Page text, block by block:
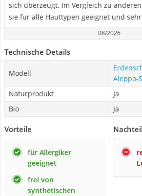
sich überzeugt. Im Vergleich zu
sie für alle Hauttypen geeignet und
08/2026
Technische Details
Modell
Aleppo-
Naturprodukt
Ja
Bio
Ja
Vorteile
für Allergiker
geeignet
frei von
synthetischen